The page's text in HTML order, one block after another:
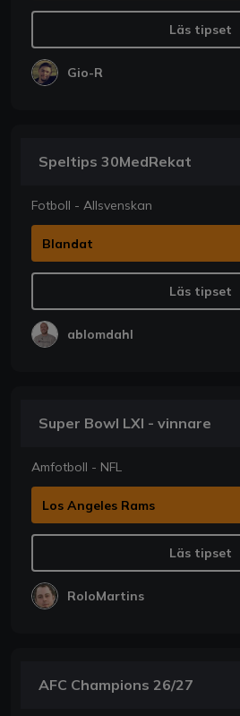
Läs tipset
Gio-R
Speltips 30MedRekat
Fotboll - Allsvenskan
Blandat
Läs tipset
ablomdahl
Super Bowl LXI - vinnare
Amfotboll - NFL
Los Angeles Rams
Läs tipset
RoloMartins
AFC Champions 26/27